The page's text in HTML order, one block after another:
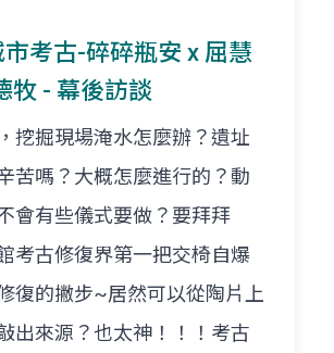
市考古-碎碎瓶安 x 屈慧
牧 - 幕後訪談
挖掘現場淹水怎麼辦？遺址
苦嗎？大概怎麼進行的？動
會有些儀式要做？要拜拜
考古修復界第一把交椅自爆
復的撇步~居然可以從陶片上
出來源？也太神！！！考古